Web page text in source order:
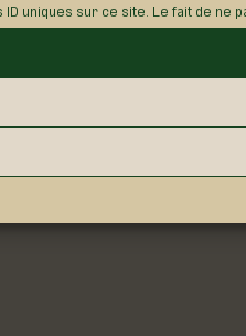
ID uniques sur ce site. Le fait de